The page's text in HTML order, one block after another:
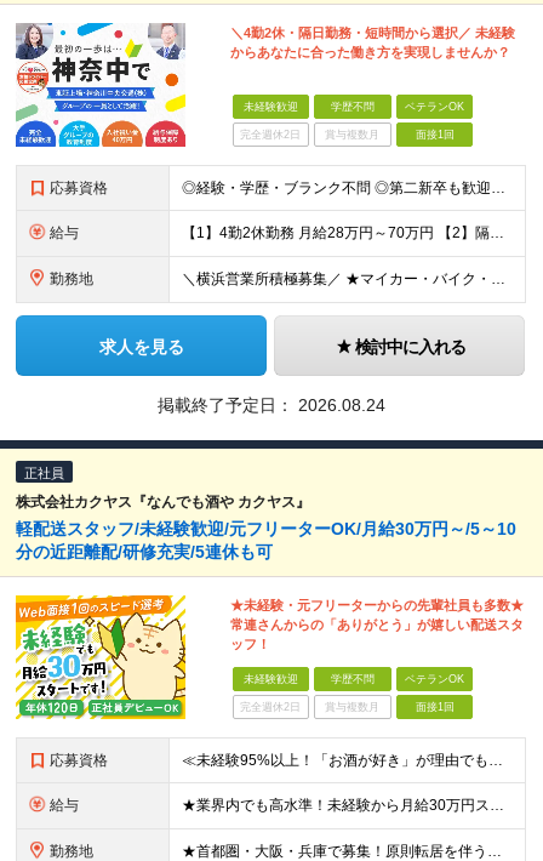
＼4勤2休・隔日勤務・短時間から選択／ 未経験
からあなたに合った働き方を実現しませんか？
未経験歓迎 学歴不問 ベテランOK
完全週休2日 賞与複数月 面接1回
応募資格 ◎経験・学歴・ブランク不問 ◎第二新卒も歓迎です！ ＼応募条件を満たす方と原則全員面接します！／ ■普通運転免許（AT限定可）取得1年以上の方 └二種免許取得費用を会社が全額支援（規定あり） --
給与 【1】4勤2休勤務 月給28万円～70万円 【2】隔日勤務 月給25万円～50万円 【3】短時間勤務 月給15万円～50万円 〈入社直後＆研修期間の収入も安心！〉 ★【未経験者】配属後6ヵ月間『
勤務地 ＼横浜営業所積極募集／ ★マイカー・バイク・自転車通勤OK（無料駐車場完備／通勤交通費全額支給） ★神奈川県内・東京都町田市の各営業所での勤務となります。 ※勤務地はあなたの希望を最大限考慮の上、決定
求人を見る 検討中に入れる
掲載終了予定日： 2026.08.24
正社員
株式会社カクヤス『なんでも酒や カクヤス』
軽配送スタッフ/未経験歓迎/元フリーターOK/月給30万円～/5～10
分の近距離配/研修充実/5連休も可
★未経験・元フリーターからの先輩社員も多数★
常連さんからの「ありがとう」が嬉しい配送スタ
ッフ！
未経験歓迎 学歴不問 ベテランOK
完全週休2日 賞与複数月 面接1回
応募資格 ≪未経験95%以上！「お酒が好き」が理由でもOK≫ ★20代～50代活躍中 ★フリーターからの正社員デビューも歓迎 ★社会人経験10年以上、長期ブランクがある方もOK ◆未経験歓迎 ◆要普通自動車免
給与 ★業界内でも高水準！未経験から月給30万円スタート！ 月給30万150円～34万2250円（固定残業代含む）＋昇給年2回 ※固定残業代は、時間外労働の有無に関わらず30時間分（5万4300円～6万1
勤務地 ★首都圏・大阪・兵庫で募集！原則転居を伴う転勤なし ★希望を考慮いたします ★U・I・Jターン歓迎！ 首都圏・大阪・兵庫を中心とした各店舗へ配属となります。 ■東京都 港区、葛飾区、江戸川区、江東